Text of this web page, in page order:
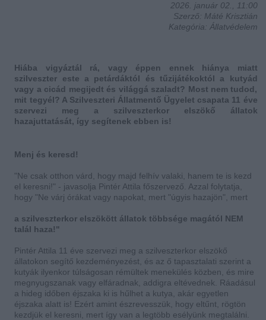
2026. január 02., 11:00
Szerző: Máté Krisztián
Kategória: Állatvédelem
Hiába vigyáztál rá, vagy éppen ennek hiánya miatt
szilveszter este a petárdáktól és tűzijátékoktól a kutyád
vagy a cicád megijedt és világgá szaladt? Most nem tudod,
mit tegyél? A Szilveszteri Állatmentő Ügyelet csapata 11 éve
szervezi meg a szilveszterkor elszökő állatok
hazajuttatását, így segítenek ebben is!
Menj és keresd!
"Ne csak otthon várd, hogy majd felhív valaki, hanem te is kezd
el keresni!" - javasolja Pintér Attila főszervező. Azzal folytatja,
hogy "Ne várj órákat vagy napokat, mert "úgyis hazajön", mert
a szilveszterkor elszökött állatok többsége magától NEM
talál haza!"
Pintér Attila 11 éve szervezi meg a szilveszterkor elszökő
állatokon segítő kezdeményezést, és az ő tapasztalati szerint a
kutyák ilyenkor túlságosan rémültek menekülés közben, és mire
megnyugszanak vagy elfáradnak, addigra eltévednek. Ráadásul
a hideg időben éjszaka ki is hűlhet a kutya, akár egyetlen
éjszaka alatt is! Ezért amint észrevesszük, hogy eltűnt, rögtön
kezdjük el keresni, mert így van a legtöbb esélyünk megtalálni.